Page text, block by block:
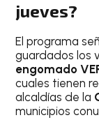
jueves?
El programa
guardados los
engomado
cuales tienen
alcaldías de la
municipios